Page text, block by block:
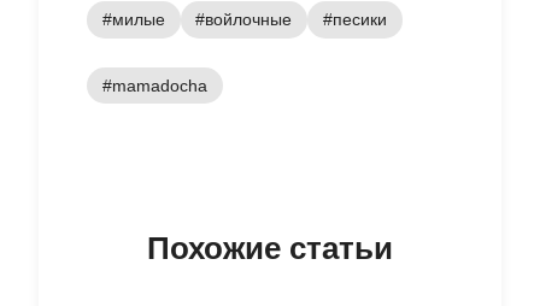
#милые #войлочные #песики
#mamadocha
Похожие статьи